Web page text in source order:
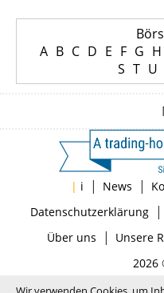
A B C D E F G H
S T U
| i | News |
Datenschutzerklärung|
Über uns | Unsere
2026